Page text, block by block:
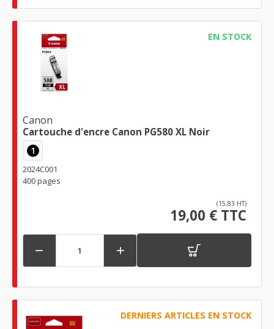
EN STOCK
Canon
Cartouche d'encre Canon PG580 XL Noir
1
2024C001
400 pages
(15,83 HT)
19,00 € TTC
 
DERNIERS ARTICLES EN STOCK